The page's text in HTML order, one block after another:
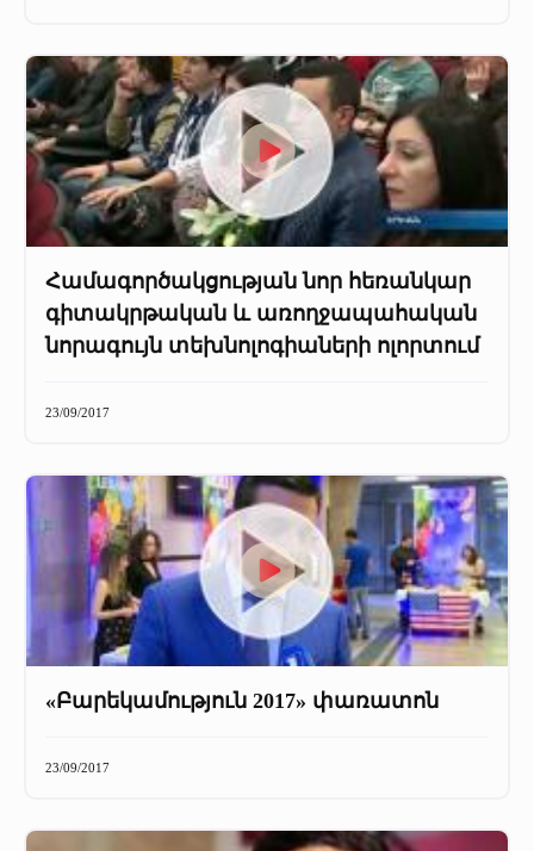
Մամուլը մեր մասին (2025 թ․)
Մամուլը մեր մասին (2023-2024 թթ)
Համագործակցության նոր հեռանկար
գիտակրթական և առողջապահական
նորագույն տեխնոլոգիաների ոլորտում
23/09/2017
«Բարեկամություն 2017» փառատոն
23/09/2017